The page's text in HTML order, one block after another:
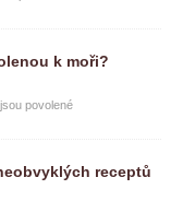
k moři?
povolené
receptů